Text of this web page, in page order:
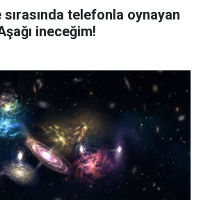
telefonla oynayan
ineceğim!